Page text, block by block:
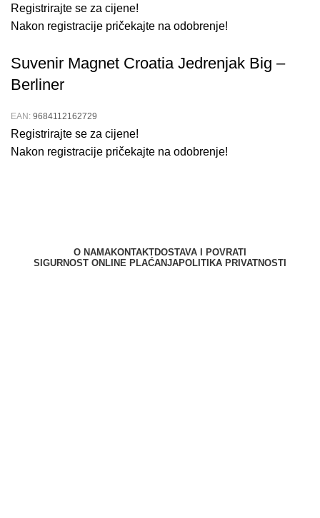
Registrirajte se za cijene!
Nakon registracije pričekajte na odobrenje!
Suvenir Magnet Croatia Jedrenjak Big –
Berliner
EAN: 9684112162729
Registrirajte se za cijene!
Nakon registracije pričekajte na odobrenje!
O NAMAKONTAKTDOSTAVA I POVRATI
SIGURNOST ONLINE PLAĆANJAPOLITIKA PRIVATNOSTI